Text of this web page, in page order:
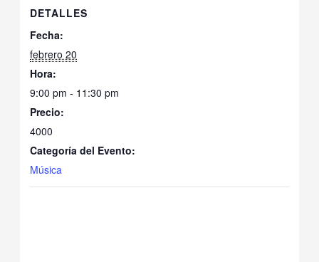
DETALLES
Fecha:
febrero 20
Hora:
9:00 pm - 11:30 pm
Precio:
4000
Categoría del Evento:
Música